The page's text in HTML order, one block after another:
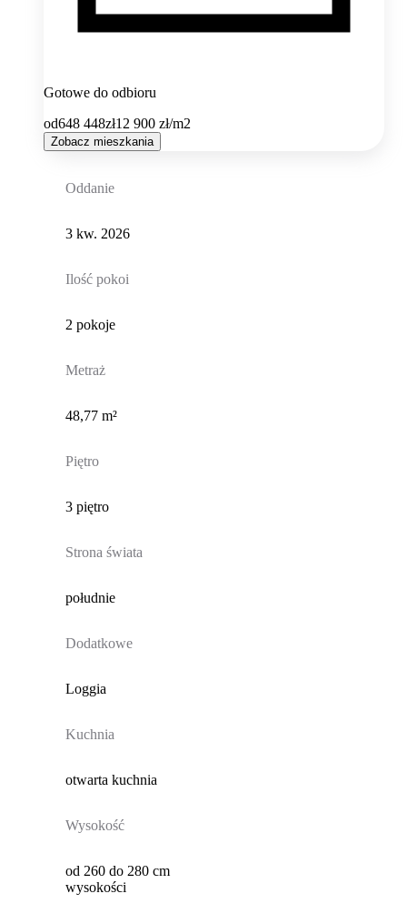
Gotowe do odbioru
od648 448zł12 900 zł/m2
Zobacz mieszkania
Oddanie
3 kw. 2026
Ilość pokoi
2 pokoje
Metraż
48,77 m²
Piętro
3 piętro
Strona świata
południe
Dodatkowe
Loggia
Kuchnia
otwarta kuchnia
Wysokość
od 260 do 280 cm
wysokości